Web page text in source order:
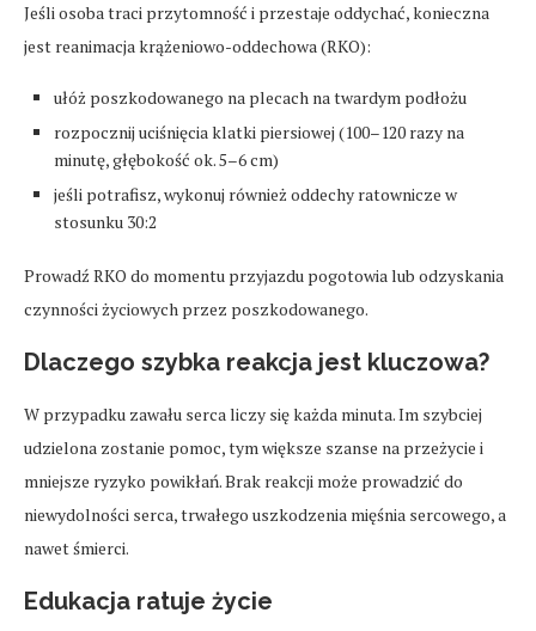
Jeśli osoba traci przytomność i przestaje oddychać, konieczna
jest reanimacja krążeniowo-oddechowa (RKO):
ułóż poszkodowanego na plecach na twardym podłożu
rozpocznij uciśnięcia klatki piersiowej (100–120 razy na
minutę, głębokość ok. 5–6 cm)
jeśli potrafisz, wykonuj również oddechy ratownicze w
stosunku 30:2
Prowadź RKO do momentu przyjazdu pogotowia lub odzyskania
czynności życiowych przez poszkodowanego.
Dlaczego szybka reakcja jest kluczowa?
W przypadku zawału serca liczy się każda minuta. Im szybciej
udzielona zostanie pomoc, tym większe szanse na przeżycie i
mniejsze ryzyko powikłań. Brak reakcji może prowadzić do
niewydolności serca, trwałego uszkodzenia mięśnia sercowego, a
nawet śmierci.
Edukacja ratuje życie